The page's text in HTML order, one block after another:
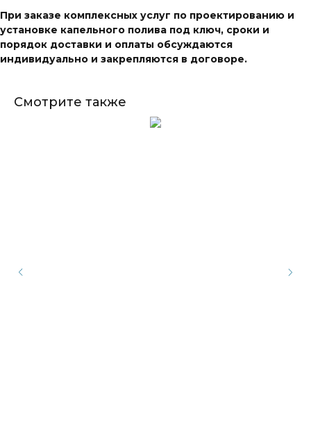
При заказе комплексных услуг по проектированию и
установке капельного полива под ключ, сроки и
порядок доставки и оплаты обсуждаются
индивидуально и закрепляются в договоре.
Смотрите также